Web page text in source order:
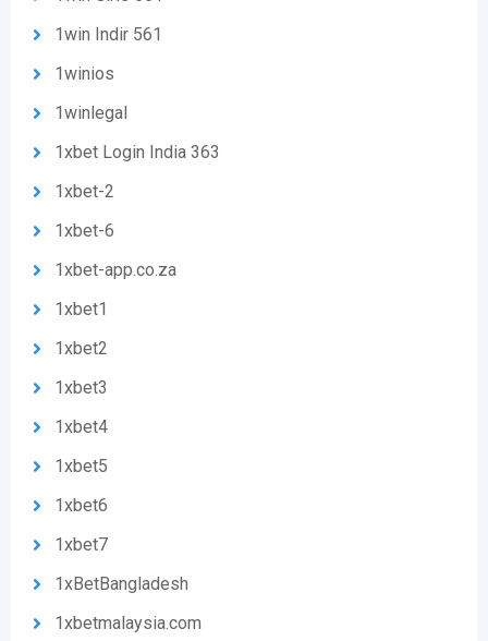
1win Indir 561
1winios
1winlegal
1xbet Login India 363
1xbet-2
1xbet-6
1xbet-app.co.za
1xbet1
1xbet2
1xbet3
1xbet4
1xbet5
1xbet6
1xbet7
1xBetBangladesh
1xbetmalaysia.com